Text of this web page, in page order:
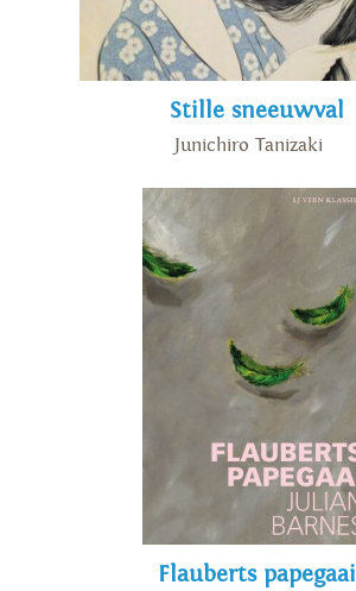
Stille sneeuwval
Junichiro Tanizaki
Flauberts papegaai